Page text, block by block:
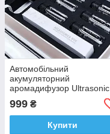
Автомобільний
акумуляторний
аромадифузор Ultrasonic
ароматів чорний
999 ₴
Купити